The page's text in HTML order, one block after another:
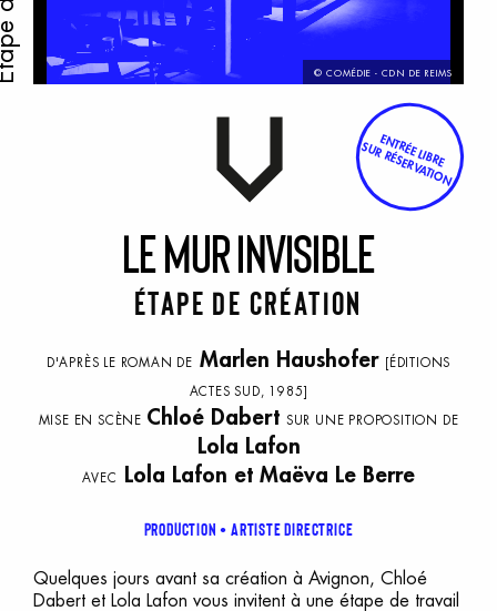
© COMÉDIE - CDN DE REIMS
ENTRÉE LIBRE
SUR RÉSERVATION
LeMurinvisible
Étape de création
D'APRÈS LE ROMAN DE Marlen Haushofer [ÉDITIONS
ACTES SUD, 1985]
MISE EN SCÈNE Chloé Dabert SUR UNE PROPOSITION DE
Lola Lafon
AVEC Lola Lafon et Maëva Le Berre
Production Artiste directrice
Quelques jours avant sa création à Avignon, Chloé
Dabert et Lola Lafon vous invitent à une étape de travail